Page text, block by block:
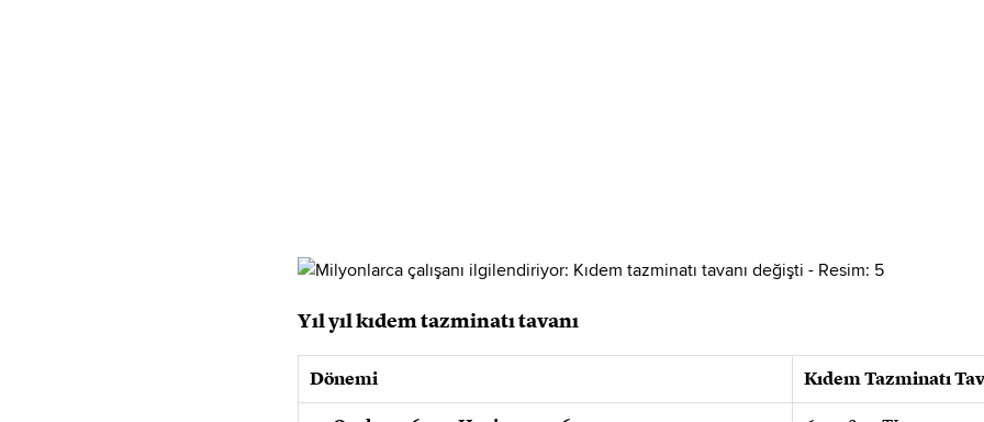
Yıl yıl kıdem tazminatı tavanı
Dönemi Kıdem Tazminatı